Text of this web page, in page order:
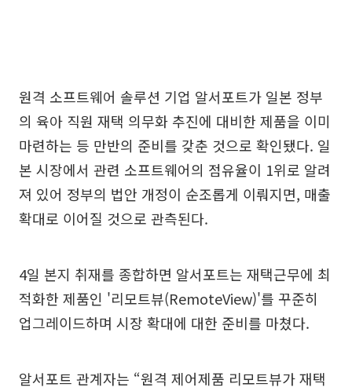
원격 소프트웨어 솔루션 기업 알서포트가 일본 정부
의 육아 직원 재택 의무화 추진에 대비한 제품을 이미
마련하는 등 만반의 준비를 갖춘 것으로 확인됐다. 일
본 시장에서 관련 소프트웨어의 점유율이 1위로 알려
져 있어 정부의 법안 개정이 순조롭게 이뤄지면, 매출
확대로 이어질 것으로 관측된다.
4일 본지 취재를 종합하면 알서포트는 재택근무에 최
적화한 제품인 '리모트뷰(RemoteView)'를 꾸준히
업그레이드하며 시장 확대에 대한 준비를 마쳤다.
알서포트 관계자는 “원격 제어제품 리모트뷰가 재택